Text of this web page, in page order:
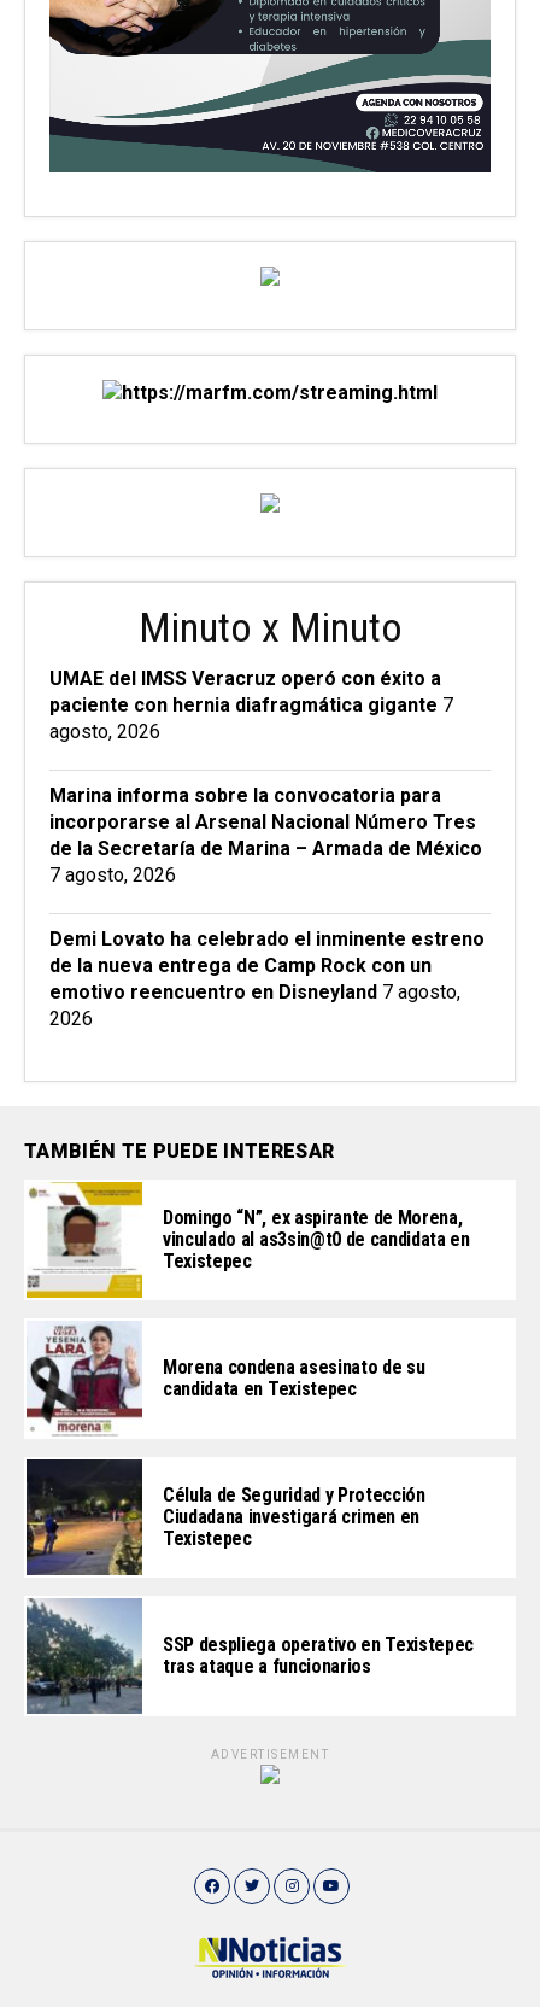
Minuto x Minuto
UMAE del IMSS Veracruz operó con éxito a
paciente con hernia diafragmática gigante 7
agosto, 2026
Marina informa sobre la convocatoria para
incorporarse al Arsenal Nacional Número Tres
de la Secretaría de Marina – Armada de México
7 agosto, 2026
Demi Lovato ha celebrado el inminente estreno
de la nueva entrega de Camp Rock con un
emotivo reencuentro en Disneyland 7 agosto,
2026
TAMBIÉN TE PUEDE INTERESAR
Domingo “N”, ex aspirante de Morena,
vinculado al as3sin@t0 de candidata en
Texistepec
Morena condena asesinato de su
candidata en Texistepec
Célula de Seguridad y Protección
Ciudadana investigará crimen en
Texistepec
SSP despliega operativo en Texistepec
tras ataque a funcionarios
ADVERTISEMENT